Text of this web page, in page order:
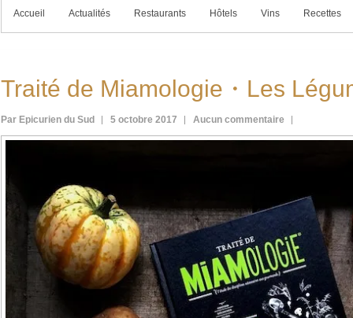
Accueil Actualités Restaurants Hôtels Vins Recettes
Traité de Miamologie・Les
Par Epicurien du Sud 5 octobre 2017 Aucun commentaire